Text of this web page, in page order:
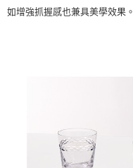
如增強抓握感也兼具美學效果。